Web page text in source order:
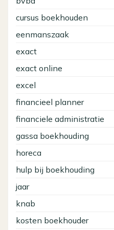
cursus boekhouden
eenmanszaak
exact
exact online
excel
financieel planner
financiele administratie
gassa boekhouding
horeca
hulp bij boekhouding
jaar
knab
kosten boekhouder